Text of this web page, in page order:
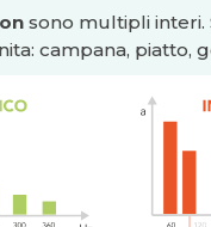
sono multipli interi.
campana, piatto,